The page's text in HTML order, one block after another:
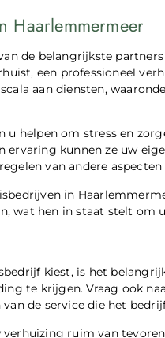
Haarlemmermeer
de belangrijkste
een professioneel
aan diensten,
u helpen om stress en
ervaring kunnen ze uw
van andere
in
wat hen in staat stelt om
kiest, is het
te krijgen. Vraag ook
de service die het
ruim van